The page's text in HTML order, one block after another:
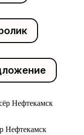
Нефтекамск
Нефтекамск